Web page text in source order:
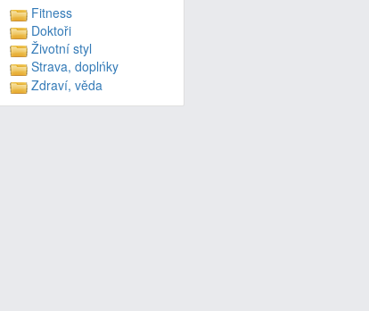
Fitness
Doktoři
Životní styl
Strava, doplńky
Zdraví, věda